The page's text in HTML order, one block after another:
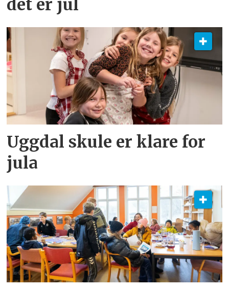
det er jul
Uggdal skule er klare for
jula